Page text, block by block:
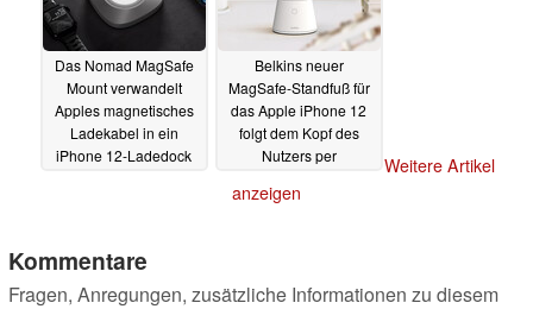
Das Nomad MagSafe
Mount verwandelt
Apples magnetisches
Ladekabel in ein
iPhone 12-Ladedock
Belkins neuer
MagSafe-Standfuß für
das Apple iPhone 12
folgt dem Kopf des
Nutzers per
01.04.2021
Weitere Artikel
anzeigen
Kommentare
Fragen, Anregungen, zusätzliche Informationen zu diesem